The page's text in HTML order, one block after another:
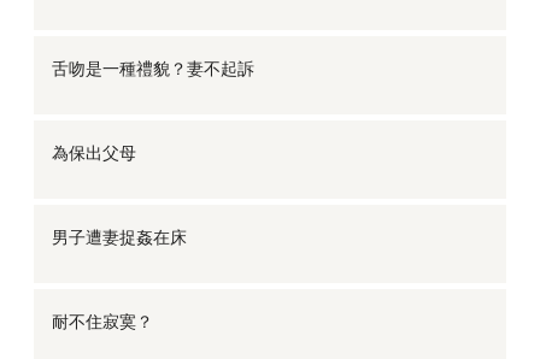
舌吻是一種禮貌？妻不起訴
為保出父母
男子遭妻捉姦在床
耐不住寂寞？